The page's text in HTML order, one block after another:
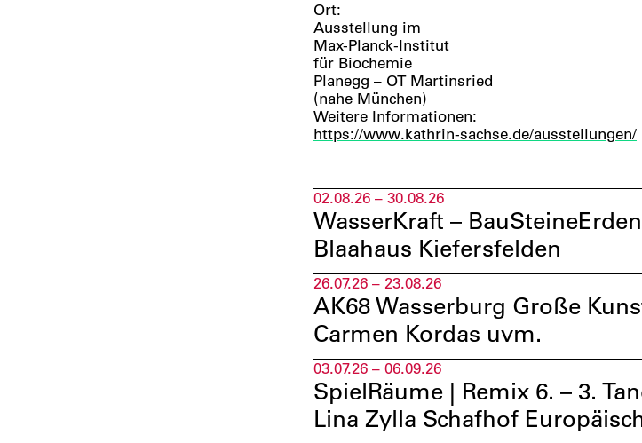
Ort:
Ausstellung im
Max-Planck-Institut
für Biochemie
Planegg – OT Martinsried
(nahe München)
Weitere Informationen:
https://www.kathrin-sachse.de/ausstellungen/
02.08.26 – 30.08.26
WasserKraft –
Blaahaus Kiefersfelden
26.07.26 – 23.08.26
AK68 Wasserburg Große
Carmen Kordas uvm.
03.07.26 – 06.09.26
SpielRäume | Remix 6. – 3.
Lina Zylla Schafhof